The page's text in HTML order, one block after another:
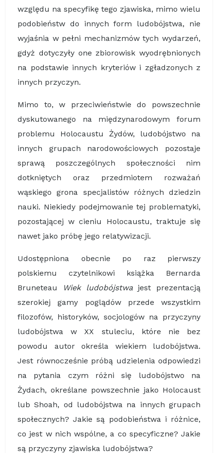
względu na specyfikę tego zjawiska, mimo wielu
podobieństw do innych form ludobójstwa, nie
wyjaśnia w pełni mechanizmów tych wydarzeń,
gdyż dotyczyły one zbiorowisk wyodrębnionych
na podstawie innych kryteriów i zgładzonych z
innych przyczyn.
Mimo to, w przeciwieństwie do powszechnie
dyskutowanego na międzynarodowym forum
problemu Holocaustu Żydów, ludobójstwo na
innych grupach narodowościowych pozostaje
sprawą poszczególnych społeczności nim
dotkniętych oraz przedmiotem rozważań
wąskiego grona specjalistów różnych dziedzin
nauki. Niekiedy podejmowanie tej problematyki,
pozostającej w cieniu Holocaustu, traktuje się
nawet jako próbę jego relatywizacji.
Udostępniona obecnie po raz pierwszy
polskiemu czytelnikowi książka Bernarda
Bruneteau
Wiek ludobójstwajest prezentacją
szerokiej gamy poglądów przede wszystkim
filozofów, historyków, socjologów na przyczyny
ludobójstwa w XX stuleciu, które nie bez
powodu autor określa wiekiem ludobójstwa.
Jest równocześnie próbą udzielenia odpowiedzi
na pytania czym różni się ludobójstwo na
Żydach, określane powszechnie jako Holocaust
lub Shoah, od ludobójstwa na innych grupach
społecznych? Jakie są podobieństwa i różnice,
co jest w nich wspólne, a co specyficzne? Jakie
są przyczyny zjawiska ludobójstwa?